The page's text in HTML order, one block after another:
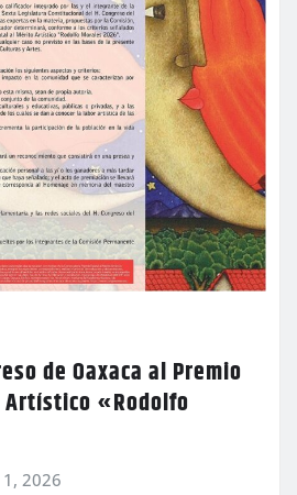
de Oaxaca al Premio
«Rodolfo
2026